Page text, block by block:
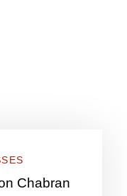
Chabran